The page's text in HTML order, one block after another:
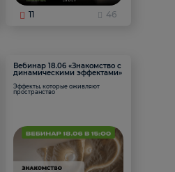
11 46
Вебинар 18.06 «Знакомство с
динамическими эффектами»
Эффекты, которые оживляют
пространство